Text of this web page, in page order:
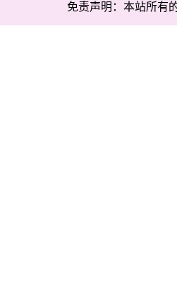
免责声明：本站所有